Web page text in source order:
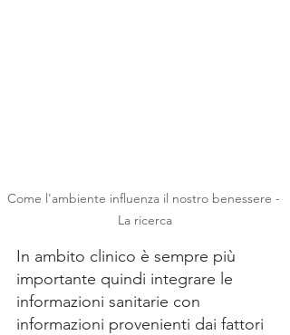
Come l'ambiente influenza il nostro benessere -
La ricerca
In ambito clinico è sempre più
importante quindi integrare le
informazioni sanitarie con
informazioni provenienti dai fattori